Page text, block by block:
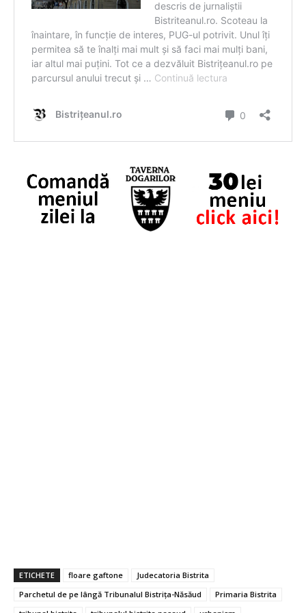
ETICHETE floare gaftone
Judecatoria Bistrita
Parchetul de pe lângă Tribunalul Bistrița-Năsăud
Primaria Bistrita